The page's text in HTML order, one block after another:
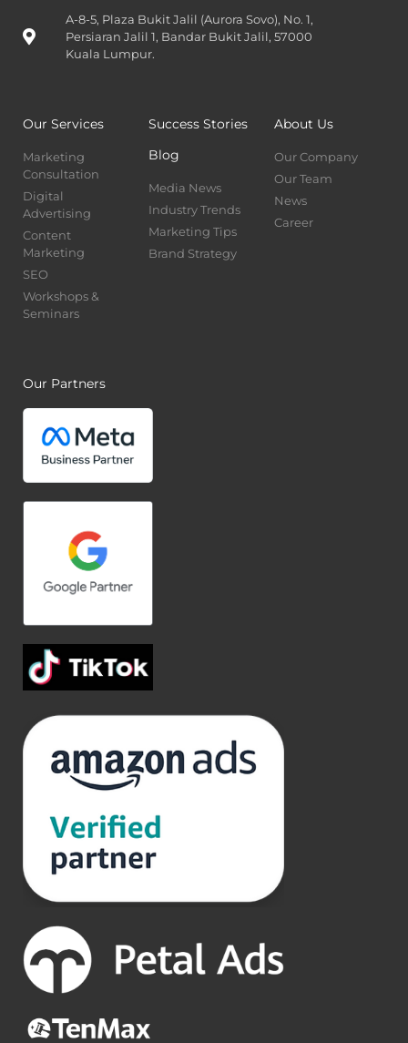
A-8-5, Plaza Bukit Jalil (Aurora Sovo), No. 1,
Persiaran Jalil 1, Bandar Bukit Jalil, 57000
Kuala Lumpur.
Our Services
Marketing
Consultation
Digital
Advertising
Content
Marketing
SEO
Workshops &
Seminars
Success Stories
Blog
Media News
Industry Trends
Marketing Tips
Brand Strategy
About Us
Our Company
Our Team
News
Career
Our Partners